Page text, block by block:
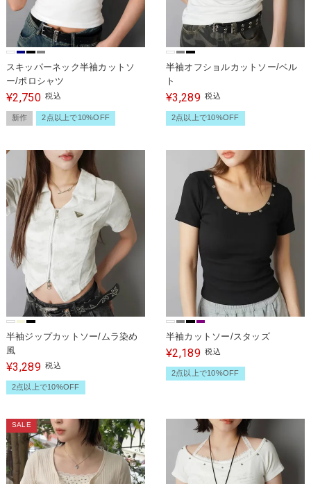
スキッパーネック半袖カットソ
ー/ポロシャツ
¥2,750 税込
新作 2点以上で10%OFF
半袖オフショルカットソー/ベル
ト
¥3,289 税込
2点以上で10%OFF
半袖ジップカットソー/ムラ染め
風
¥3,289 税込
2点以上で10%OFF
半袖カットソー/スタッズ
¥2,189 税込
2点以上で10%OFF
SALE